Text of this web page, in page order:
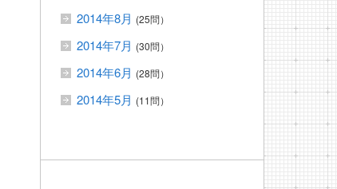
2014年8月 (25問）
2014年7月 (30問）
2014年6月 (28問）
2014年5月 (11問）